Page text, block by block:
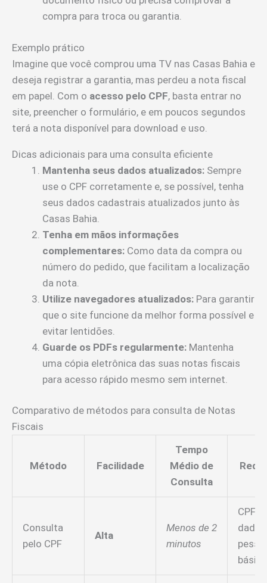
compra para troca ou garantia.
Exemplo prático
Imagine que você comprou uma TV nas Casas Bahia e
deseja registrar a garantia, mas perdeu a nota fiscal
em papel. Com o acesso pelo CPF, basta entrar no
site, preencher o formulário, e em poucos segundos
terá a nota disponível para download e uso.
Dicas adicionais para uma consulta eficiente
Mantenha seus dados atualizados: Sempre
use o CPF corretamente e, se possível, tenha
seus dados cadastrais atualizados junto às
Casas Bahia.
Tenha em mãos informações
complementares: Como data da compra ou
número do pedido, que facilitam a localização
da nota.
Utilize navegadores atualizados: Para garantir
que o site funcione da melhor forma possível e
evitar lentidões.
Guarde os PDFs regularmente: Mantenha
uma cópia eletrônica das suas notas fiscais
para acesso rápido mesmo sem internet.
Comparativo de métodos para consulta de Notas
Fiscais
Método Facilidade
Tempo
Médio de
Consulta
Consulta
pelo CPF
Alta
Menos de 2
minutos
CPF e
dados